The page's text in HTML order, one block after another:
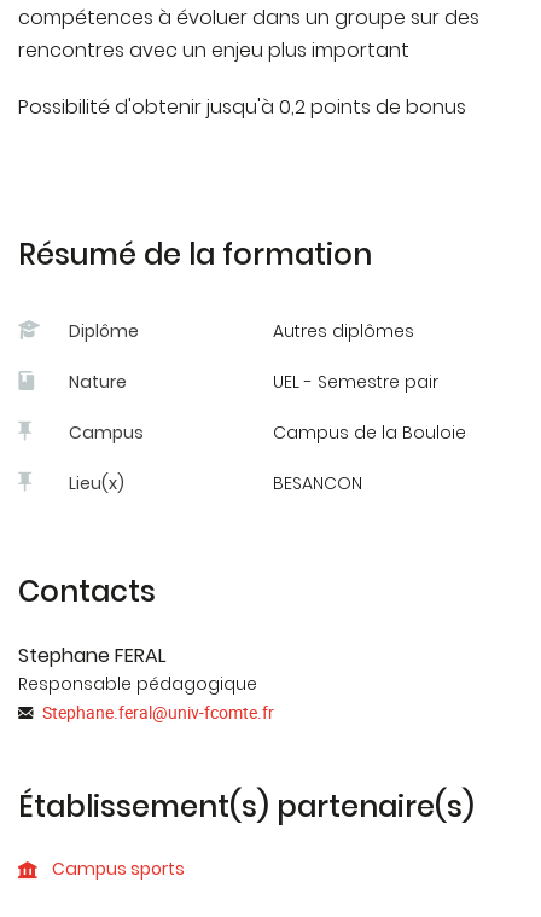
compétences à évoluer dans un groupe sur des
rencontres avec un enjeu plus important
Possibilité d'obtenir jusqu'à 0,2 points de bonus
Résumé de la formation
Diplôme Autres diplômes
Nature UEL - Semestre pair
Campus Campus de la Bouloie
Lieu(x) BESANCON
Contacts
Stephane FERAL
Responsable pédagogique
Stephane.feral@univ-fcomte.fr
Établissement(s) partenaire(s)
Campus sports